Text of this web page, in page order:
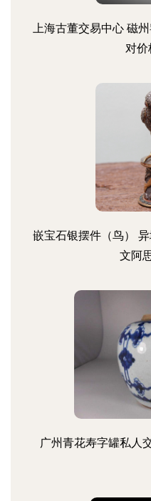
上海古董交易中心 磁
对价
嵌宝石银摆件（鸟）
文阿
广州青花寿字罐私人